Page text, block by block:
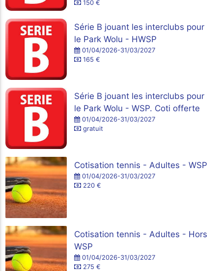
150 €
Série B jouant les interclubs pour
le Park Wolu - HWSP
01/04/2026-31/03/2027
165 €
Série B jouant les interclubs pour
le Park Wolu - WSP. Coti offerte
01/04/2026-31/03/2027
gratuit
Cotisation tennis - Adultes - WSP
01/04/2026-31/03/2027
220 €
Cotisation tennis - Adultes - Hors
WSP
01/04/2026-31/03/2027
275 €